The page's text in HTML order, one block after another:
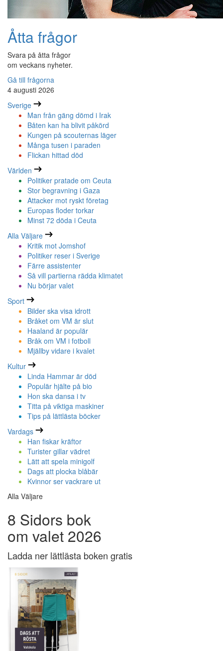
Åtta frågor
Svara på åtta frågor
om veckans nyheter.
Gå till frågorna
4 augusti 2026
Sverige
Man från gäng dömd i Irak
Båten kan ha blivit påkörd
Kungen på scouternas läger
Många tusen i paraden
Flickan hittad död
Världen
Politiker pratade om Ceuta
Stor begravning i Gaza
Attacker mot ryskt företag
Europas floder torkar
Minst 72 döda i Ceuta
Alla Väljare
Kritik mot Jomshof
Politiker reser i Sverige
Färre assistenter
Så vill partierna rädda klimatet
Nu börjar valet
Sport
Bilder ska visa idrott
Bråket om VM är slut
Haaland är populär
Bråk om VM i fotboll
Mjällby vidare i kvalet
Kultur
Linda Hammar är död
Populär hjälte på bio
Hon ska dansa i tv
Titta på viktiga maskiner
Tips på lättlästa böcker
Vardags
Han fiskar kräftor
Turister gillar vädret
Lätt att spela minigolf
Dags att plocka blåbär
Kvinnor ser vackrare ut
Alla Väljare
8 Sidors bok
om valet 2026
Ladda ner lättlästa boken gratis